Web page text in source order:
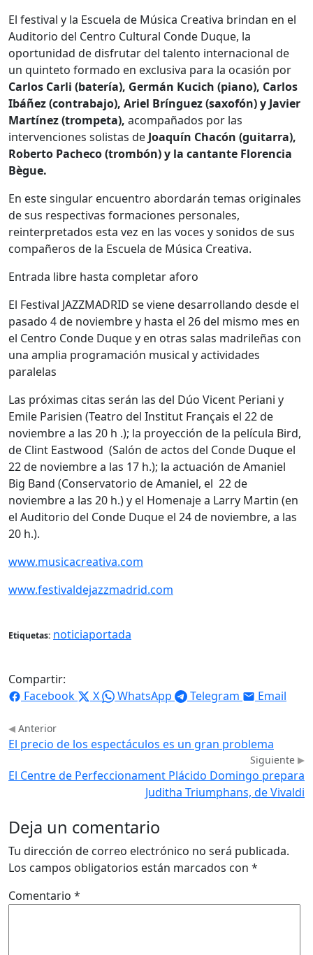
El festival y la Escuela de Música Creativa brindan en el
Auditorio del Centro Cultural Conde Duque, la
oportunidad de disfrutar del talento internacional de
un quinteto formado en exclusiva para la ocasión por
Carlos Carli (batería), Germán Kucich (piano), Carlos
Ibáñez (contrabajo), Ariel Brínguez (saxofón) y Javier
Martínez (trompeta), acompañados por las
intervenciones solistas de Joaquín Chacón (guitarra),
Roberto Pacheco (trombón) y la cantante Florencia
Bègue.
En este singular encuentro abordarán temas originales
de sus respectivas formaciones personales,
reinterpretados esta vez en las voces y sonidos de sus
compañeros de la Escuela de Música Creativa.
Entrada libre hasta completar aforo
El Festival JAZZMADRID se viene desarrollando desde el
pasado 4 de noviembre y hasta el 26 del mismo mes en
el Centro Conde Duque y en otras salas madrileñas con
una amplia programación musical y actividades
paralelas
Las próximas citas serán las del Dúo Vicent Periani y
Emile Parisien (Teatro del Institut Français el 22 de
noviembre a las 20 h .); la proyección de la película Bird,
de Clint Eastwood (Salón de actos del Conde Duque el
22 de noviembre a las 17 h.); la actuación de Amaniel
Big Band (Conservatorio de Amaniel, el 22 de
noviembre a las 20 h.) y el Homenaje a Larry Martin (en
el Auditorio del Conde Duque el 24 de noviembre, a las
20 h.).
www.musicacreativa.com
www.festivaldejazzmadrid.com
Etiquetas: noticiaportada
Compartir:
Facebook
X WhatsApp Telegram Email
Anterior
El precio de los espectáculos es un gran problema
Siguiente
El Centre de Perfeccionament Plácido Domingo prepara
Juditha Triumphans, de Vivaldi
Deja un comentario
Tu dirección de correo electrónico no será publicada.
Los campos obligatorios están marcados con *
Comentario *